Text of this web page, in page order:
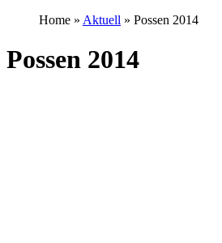
Home » Aktuell » Possen 2014
Possen 2014